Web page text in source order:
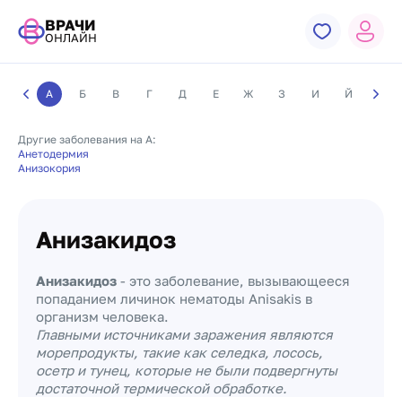
ВРАЧИ
ОНЛАЙН
А Б В Г Д Е Ж З И Й К
Другие заболевания на А:
Анетодермия
Анизокория
Анизакидоз
Анизакидоз - это заболевание, вызывающееся
попаданием личинок нематоды Anisakis в
организм человека.
Главными источниками заражения являются
морепродукты, такие как селедка, лосось,
осетр и тунец, которые не были подвергнуты
достаточной термической обработке.